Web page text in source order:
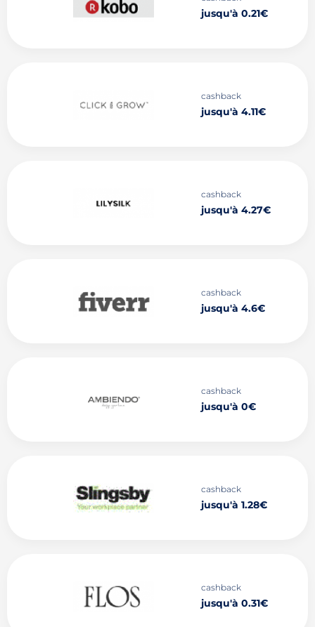
jusqu'à 0.21€
cashback
jusqu'à 4.11€
cashback
jusqu'à 4.27€
cashback
jusqu'à 4.6€
cashback
jusqu'à 0€
cashback
jusqu'à 1.28€
cashback
jusqu'à 0.31€